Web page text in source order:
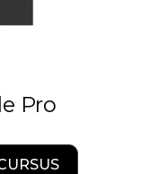
Pro